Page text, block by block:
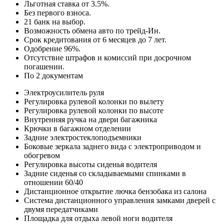
Льготная ставка от 3.5%.
Без первого взноса.
21 банк на выбор.
Возможность обмена авто по трейд-Ин.
Срок кредитования от 6 месяцев до 7 лет.
Одобрение 96%.
Отсутствие штрафов и комиссий при досрочном
погашении.
По 2 документам
Электроусилитель руля
Регулировка рулевой колонки по вылету
Регулировка рулевой колонки по высоте
Внутренняя ручка на двери багажника
Крючки в багажном отделении
Задние электростеклоподъемники
Боковые зеркала заднего вида с электроприводом и
обогревом
Регулировка высоты сиденья водителя
Задние сиденья со складываемыми спинками в
отношении 60/40
Дистанционное открытие лючка бензобака из салона
Cистема дистанционного управления замками дверей с
двумя передатчиками
Площадка для отдыха левой ноги водителя